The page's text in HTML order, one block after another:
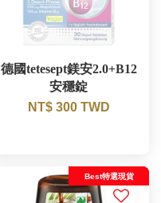
德國tetesept鎂安2.0+B12
安穩錠
NT$ 300 TWD
Best特選現貨